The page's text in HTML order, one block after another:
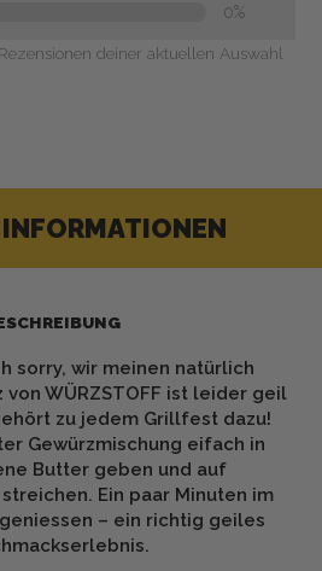
0%
deiner aktuellen Auswahl
sorry, wir meinen natürlich
WÜRZSTOFF ist leider geil
zu jedem Grillfest dazu!
Gewürzmischung eifach in
Butter geben und auf
Ein paar Minuten im
– ein richtig geiles